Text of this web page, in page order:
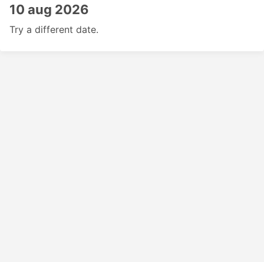
10 aug 2026
Try a different date.